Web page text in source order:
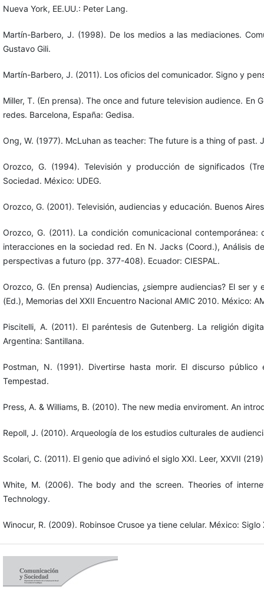
Nueva York, EE.UU.: Peter Lang.
Martín-Barbero, J. (1998). De los medios a las mediaciones.
Gustavo Gili.
Martín-Barbero, J. (2011). Los oficios del comunicador. Signo y
Miller, T. (En prensa). The once and future television audience. En
redes. Barcelona, España: Gedisa.
Ong, W. (1977). McLuhan as teacher: The future is a thing of past.
Orozco, G. (1994). Televisión y producción de significados
Sociedad. México: UDEG.
Orozco, G. (2001). Televisión, audiencias y educación. Buenos
Orozco, G. (2011). La condición comunicacional
interacciones en la sociedad red. En N. Jacks (Coord.), Análisis
perspectivas a futuro (pp. 377-408). Ecuador: CIESPAL.
Orozco, G. (En prensa) Audiencias, ¿siempre audiencias? El ser
(Ed.), Memorias del XXII Encuentro Nacional AMIC 2010. México:
Piscitelli, A. (2011). El paréntesis de Gutenberg. La religión
Argentina: Santillana.
Postman, N. (1991). Divertirse hasta morir. El discurso público
Tempestad.
Press, A. & Williams, B. (2010). The new media enviroment. An
Repoll, J. (2010). Arqueología de los estudios culturales de
Scolari, C. (2011). El genio que adivinó el siglo XXI. Leer, XXVII
White, M. (2006). The body and the screen. Theories of
Technology.
Winocur, R. (2009). Robinsoe Crusoe ya tiene celular. México: Siglo